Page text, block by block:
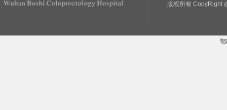
版权所有 CopyRight